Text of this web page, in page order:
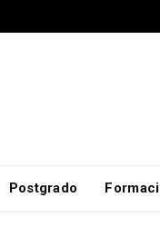
Postgrado